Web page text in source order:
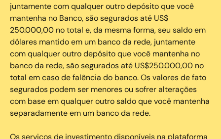
juntamente com qualquer outro depósito que você
mantenha no Banco, são segurados até US$
250.000,00 no total e, da mesma forma, seu saldo em
dólares mantido em um banco da rede, juntamente
com qualquer outro depósito que você mantenha no
banco da rede, são segurados até US$250.000,00 no
total em caso de falência do banco. Os valores de fato
segurados podem ser menores ou sofrer alterações
com base em qualquer outro saldo que você mantenha
separadamente em um banco da rede.
Os serviços de investimento disponíveis na plataforma